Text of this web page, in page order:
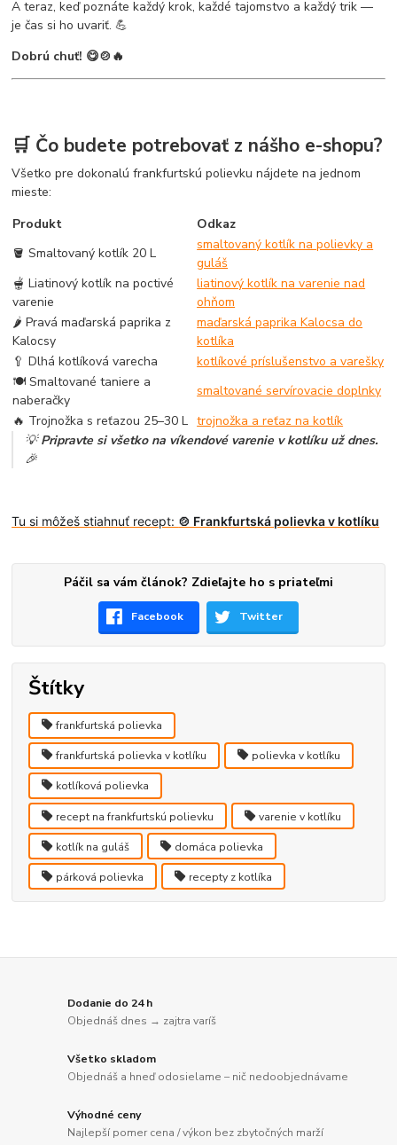
A teraz, keď poznáte každý krok, každé tajomstvo a každý trik —
je čas si ho uvariť. 💪
Dobrú chuť! 😋🍲🔥
🛒 Čo budete potrebovať z nášho e-shopu?
Všetko pre dokonalú frankfurtskú polievku nájdete na jednom
mieste:
Produkt
Odkaz
🪣 Smaltovaný kotlík 20 L
smaltovaný kotlík na polievky a
guláš
🫕 Liatinový kotlík na poctivé
varenie
liatinový kotlík na varenie nad
ohňom
🌶️ Pravá maďarská paprika z
Kalocsy
maďarská paprika Kalocsa do
kotlíka
🥄 Dlhá kotlíková varecha
kotlíkové príslušenstvo a varešky
🍽️ Smaltované taniere a
naberačky
smaltované servírovacie doplnky
🔥 Trojnožka s reťazou 25–30 L trojnožka a reťaz na kotlík
💡Pripravte si všetko na víkendové varenie v kotlíku už dnes.
🎉
Tu si môžeš stiahnuť recept: 🍲 Frankfurtská polievka v kotlíku
Páčil sa vám článok? Zdieľajte ho s priateľmi
Facebook Twitter
Štítky
frankfurtská polievka
frankfurtská polievka v kotlíku polievka v kotlíku
kotlíková polievka
recept na frankfurtskú polievku varenie v kotlíku
kotlík na guláš domáca polievka
párková polievka recepty z kotlíka
Dodanie do 24 h
Objednáš dnes → zajtra varíš
Všetko skladom
Objednáš a hneď odosielame – nič nedoobjednávame
Výhodné ceny
Najlepší pomer cena / výkon bez zbytočných marží